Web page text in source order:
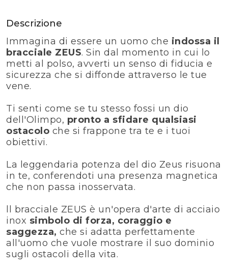
Descrizione
Immagina di essere un uomo che indossa il
bracciale ZEUS. Sin dal momento in cui lo
metti al polso, avverti un senso di fiducia e
sicurezza che si diffonde attraverso le tue
vene.
Ti senti come se tu stesso fossi un dio
dell'Olimpo, pronto a sfidare qualsiasi
ostacolo che si frappone tra te e i tuoi
obiettivi.
La leggendaria potenza del dio Zeus risuona
in te, conferendoti una presenza magnetica
che non passa inosservata.
ll bracciale ZEUS è un'opera d'arte di acciaio
inox simbolo di forza, coraggio e
saggezza, che si adatta perfettamente
all'uomo che vuole mostrare il suo dominio
sugli ostacoli della vita.